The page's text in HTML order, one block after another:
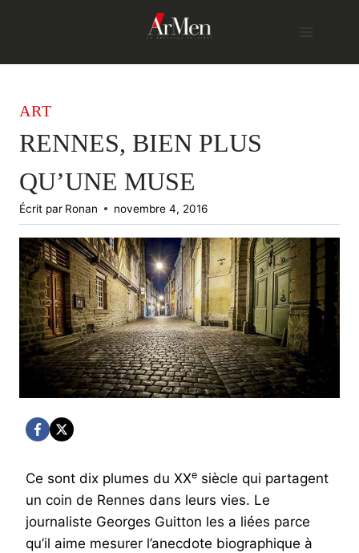
ART
RENNES, BIEN PLUS
QU’UNE MUSE
Écrit par Ronan novembre 4, 2016
Ce sont dix plumes du XXe siècle qui partagent
un coin de Rennes dans leurs vies. Le
journaliste Georges Guitton les a liées parce
qu’il aime mesurer l’anecdote biographique à